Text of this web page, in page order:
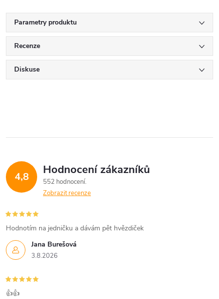
Parametry produktu
Recenze
Diskuse
4,8 Hodnocení zákazníků
552 hodnocení
Zobrazit recenze
Jana Burešová
3.8.2026
Hodnotím na jedničku a dávám pět hvězdiček
👍👍